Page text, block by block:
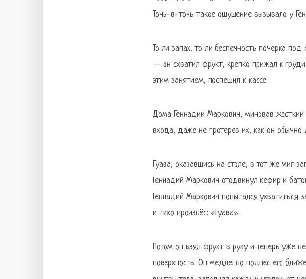
Точь-в-точь такое ощущение вызывало у
То ли запах, то ли беспечность почерка
— он схватил фрукт, крепко прижал к
этим занятием, поспешил к кассе.
Дома Геннадий Маркович, миновав жёсткий
входа, даже не протерев их, как он
Гуава, оказавшись на столе, в тот же миг
Геннадий Маркович отодвинул кефир и
Геннадий Маркович попытался ухватиться
и тихо произнёс: «Гуава».
Потом он взял фрукт в руку и теперь уже
поверхность. Он медленно поднёс его